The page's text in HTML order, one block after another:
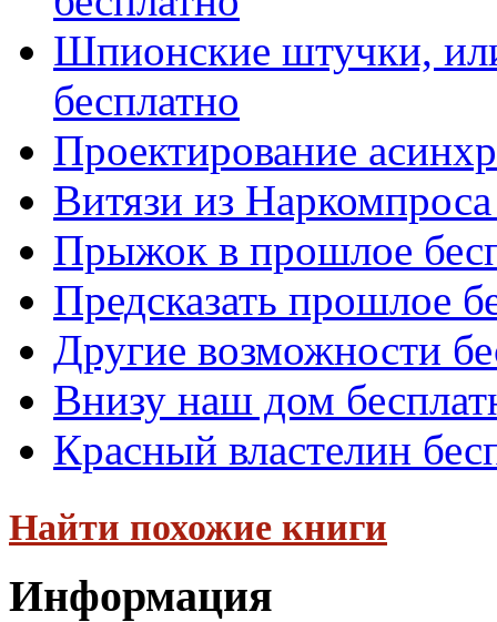
Шпионские штучки,
бесплатно
Проектирование
Витязи из
Прыжок в прошлое
Предсказать прошлое
Другие возможности
Внизу наш дом
Красный властелин
Найти похожие книги
Информация